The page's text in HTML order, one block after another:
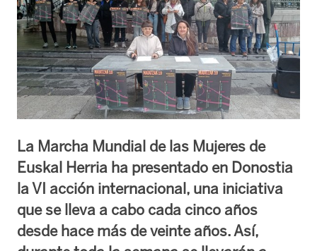
La Marcha Mundial de las Mujeres de
Euskal Herria ha presentado en Donostia
la VI acción internacional, una iniciativa
que se lleva a cabo cada cinco años
desde hace más de veinte años. Así,